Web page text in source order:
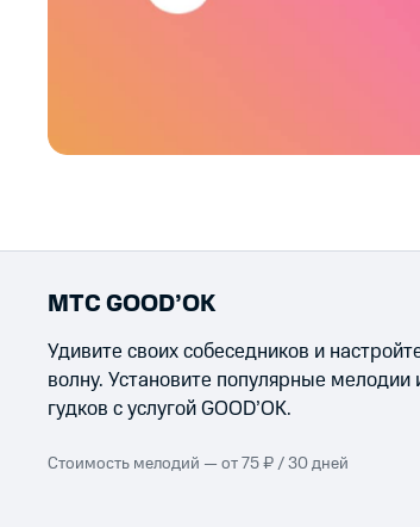
МТС GOOD’OK
Удивите своих собеседников и
волну. Установите популярные
гудков с услугой GOOD’OK.
Стоимость мелодий — от 75 ₽ / 30 дней